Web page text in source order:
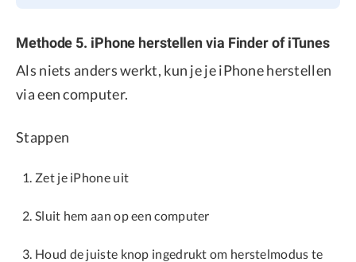
Methode 5. iPhone herstellen via Finder of iTunes
Als niets anders werkt, kun je je iPhone herstellen
via een computer.
Stappen
Zet je iPhone uit
Sluit hem aan op een computer
Houd de juiste knop ingedrukt om herstelmodus te